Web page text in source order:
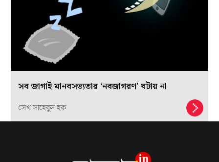
সব জাগাই মানবসভ্যতার ‘নবজাগরণ’ ঘটায় না
সেখ সাহেবুল হক